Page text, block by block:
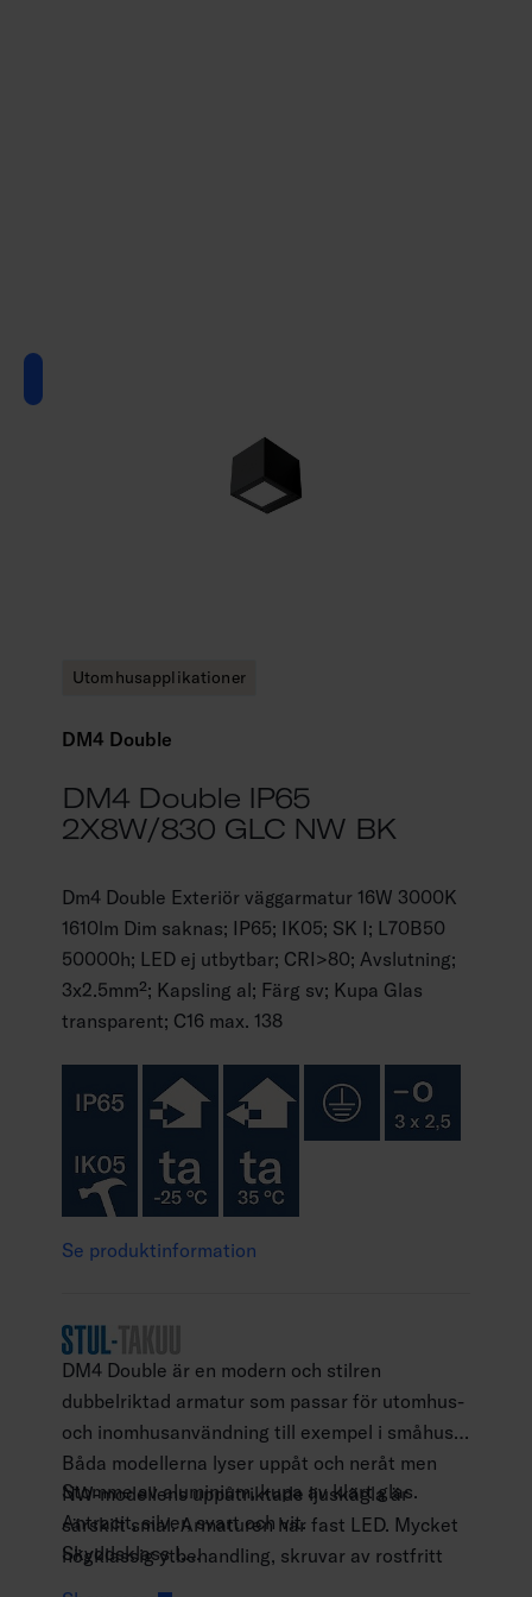
Utomhusapplikationer
DM4 Double
DM4 Double IP65
2X8W/830 GLC NW BK
Dm4 Double Exteriör väggarmatur 16W 3000K
1610lm Dim saknas; IP65; IK05; SK I; L70B50
50000h; LED ej utbytbar; CRI>80; Avslutning;
3x2.5mm²; Kapsling al; Färg sv; Kupa Glas
transparent; C16 max. 138
Se produktinformation
DM4 Double är en modern och stilren
dubbelriktad armatur som passar för utomhus-
och inomhusanvändning till exempel i småhus.
Båda modellerna lyser uppåt och neråt men
NW-modellens uppåtriktade ljuskägla är
särskilt smal. Armaturen har fast LED. Mycket
högklassig ytbehandling, skruvar av rostfritt
Stomme av aluminium, kupa av klart glas.
Antracit, silver, svart och vit.
Skyddsklass I.